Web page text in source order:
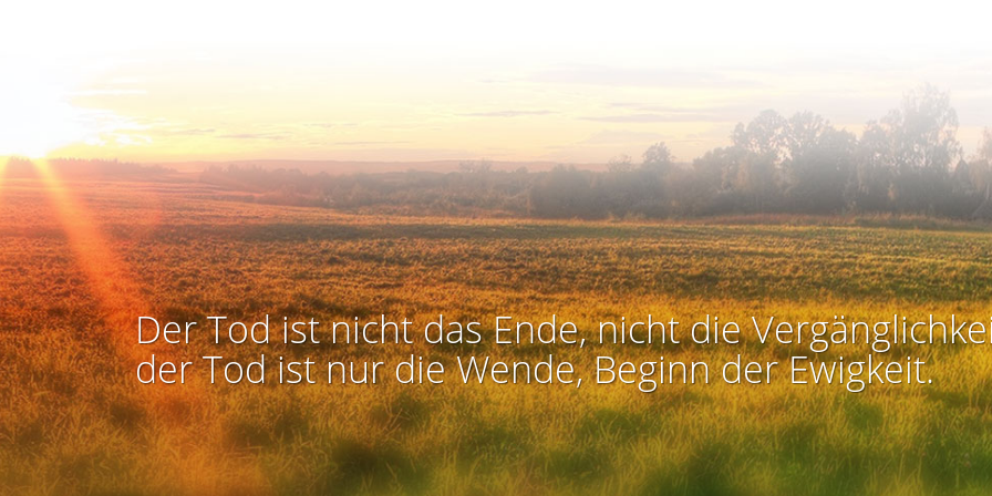
Der Tod ist nicht das Ende, nicht die
der Tod ist nur die Wende, Beginn der Ewigkeit.